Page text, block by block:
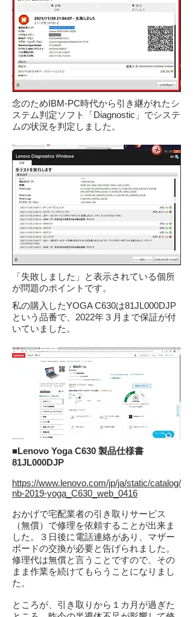
念のためIBM-PC時代から引き継がれたシ
ステム判定ソフト「Diagnostic」でシステ
ムの状況を判定しました。
「失敗しました」と表示されている個所
が問題のポイントです。
私の購入したYOGA C630は81JL000DJP
という品番で、2022年３月まで保証が付
いていました。
■Lenovo Yoga C630 製品仕様書
81JL000DJP
https://www.lenovo.com/jp/ja/static/catalog/
nb-2019-yoga_C630_web_0416
おかげで宅配業者の引き取りサービス
（無償）で修理を依頼することが出来ま
した。３日後に電話連絡があり、マザー
ボードの交換が必要と告げられました。
修理代は無償と言うことですので、その
まま作業を続けてもらうことになりまし
た。
ところが、引き取りから１カ月が過ぎた